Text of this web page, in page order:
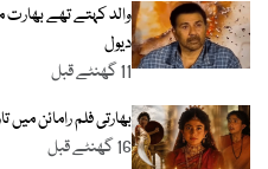
والد کہتے تھے
دیول
11 گھنٹے قبل
بھارتی فلم رامائن میں
16 گھنٹے قبل